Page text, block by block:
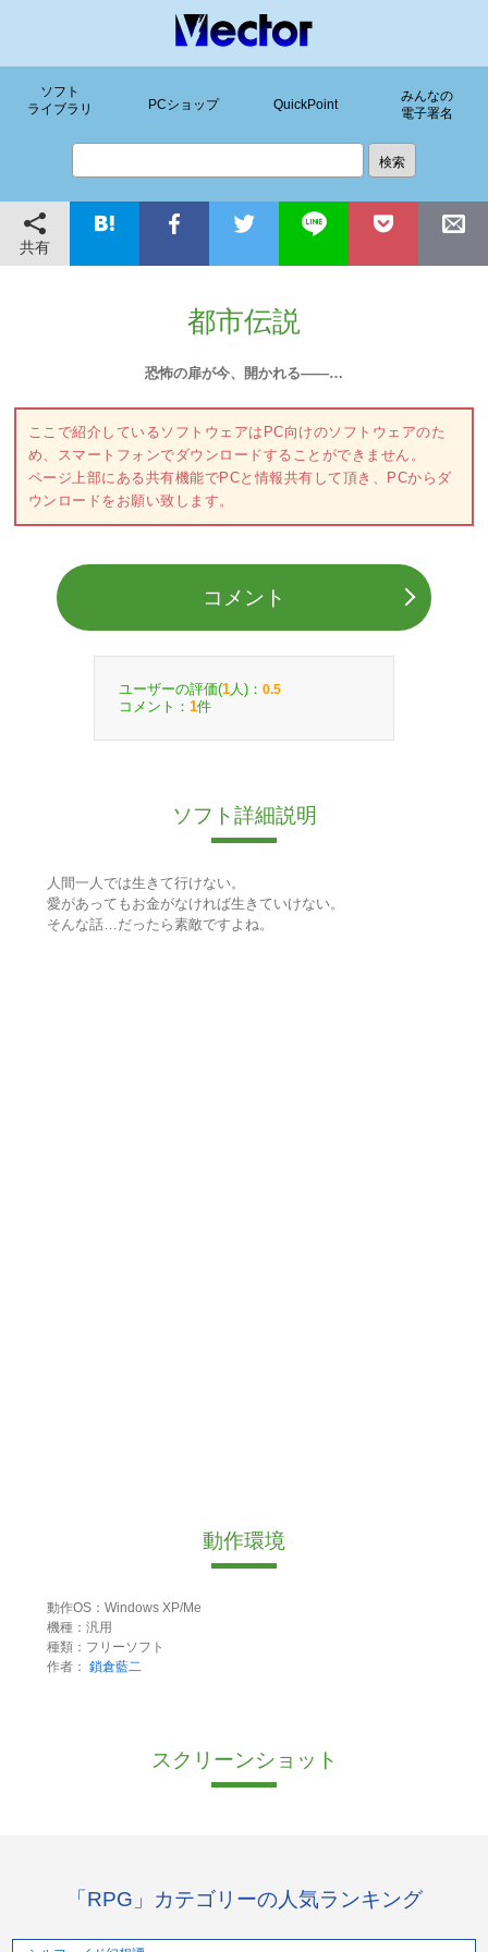
ソフト
ライブラリ
PCショップ QuickPoint
みんなの
電子署名
共有
都市伝説
恐怖の扉が今、開かれる――…
ここで紹介しているソフトウェアはPC向けのソフトウェアのた
め、スマートフォンでダウンロードすることができません。
ページ上部にある共有機能でPCと情報共有して頂き、PCからダ
ウンロードをお願い致します。
コメント
ユーザーの評価(1 人)： 0.5
コメント： 1件
ソフト詳細説明
人間一人では生きて行けない。
愛があってもお金がなければ生きていけない。
そんな話…だったら素敵ですよね。
動作環境
動作OS：Windows XP/Me
機種：汎用
種類：フリーソフト
作者： 鎖倉藍二
スクリーンショット
「RPG」カテゴリーの人気ランキング